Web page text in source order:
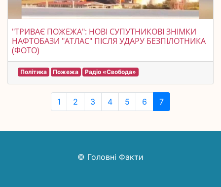
"ТРИВАЄ ПОЖЕЖА": НОВІ СУПУТНИКОВІ ЗНІМКИ
НАФТОБАЗИ "АТЛАС" ПІСЛЯ УДАРУ БЕЗПІЛОТНИКА
(ФОТО)
Політика Пожежа Радіо «Свобода»
1 2 3 4 5 6 7
© Головні Факти